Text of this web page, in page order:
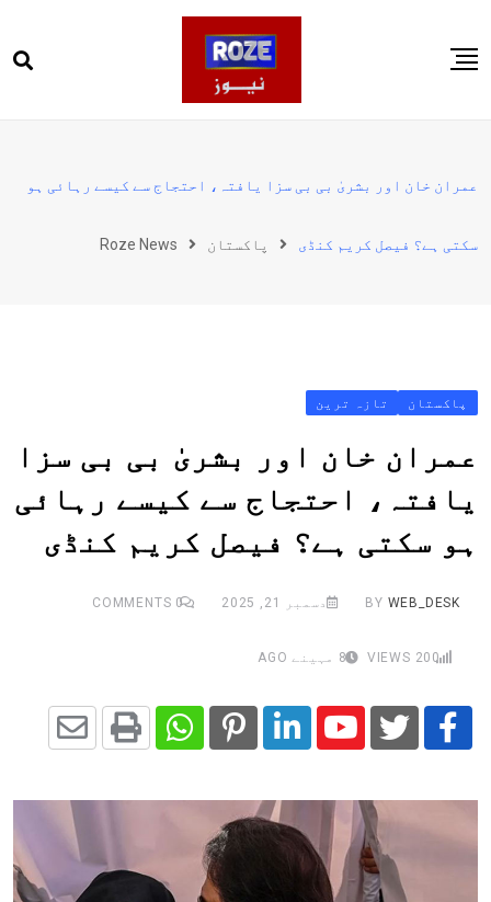
to
پاکستان
کھیل
عمران خان اور بشریٰ بی بی سزا یافتہ، احتجاج سے کیسے رہائی ہو
سکتی ہے؟ فیصل کریم کنڈی پاکستان Roze News
پاکستان تازہ ترین
عمران خان اور بشریٰ بی بی سزا
یافتہ، احتجاج سے کیسے رہائی
ہو سکتی ہے؟ فیصل کریم کنڈی
BY WEB_DESK دسمبر 21, 2025 0
200 8 مہینے AGO
Youtube
LinkedIn
Pinterest
Whatsapp
Print
via
Email